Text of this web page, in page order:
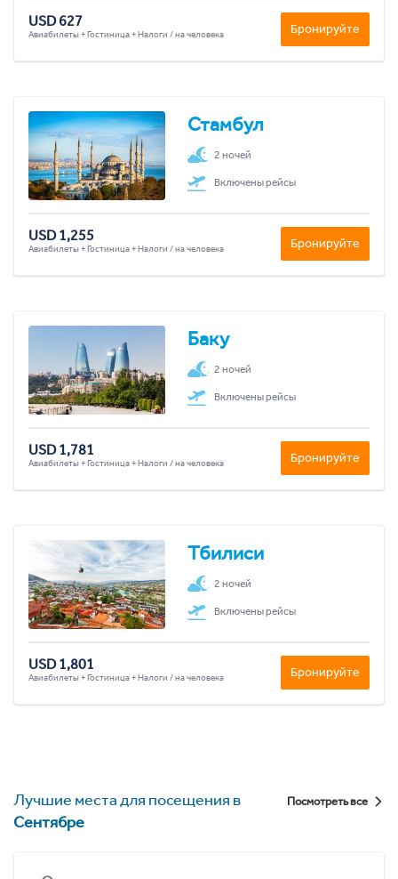
USD 627
Авиабилеты + Гостиница + Налоги / на человека Бронируйте
Стамбул
2 ночей
Включены рейсы
USD 1,255
Авиабилеты + Гостиница + Налоги / на человека Бронируйте
Баку
2 ночей
Включены рейсы
USD 1,781
Авиабилеты + Гостиница + Налоги / на человека Бронируйте
Тбилиси
2 ночей
Включены рейсы
USD 1,801
Авиабилеты + Гостиница + Налоги / на человека Бронируйте
Лучшие места для посещения в
Сентябре
Посмотреть все